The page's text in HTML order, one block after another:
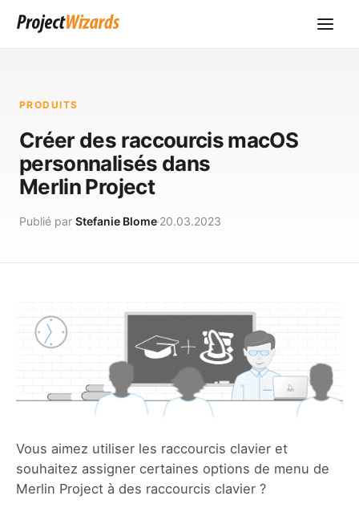
PRODUITS
Créer des raccourcis macOS
personnalisés dans
Merlin Project
Publié par Stefanie Blome 20.03.2023
Vous aimez utiliser les raccourcis clavier et
souhaitez assigner certaines options de menu de
Merlin Project à des raccourcis clavier ?